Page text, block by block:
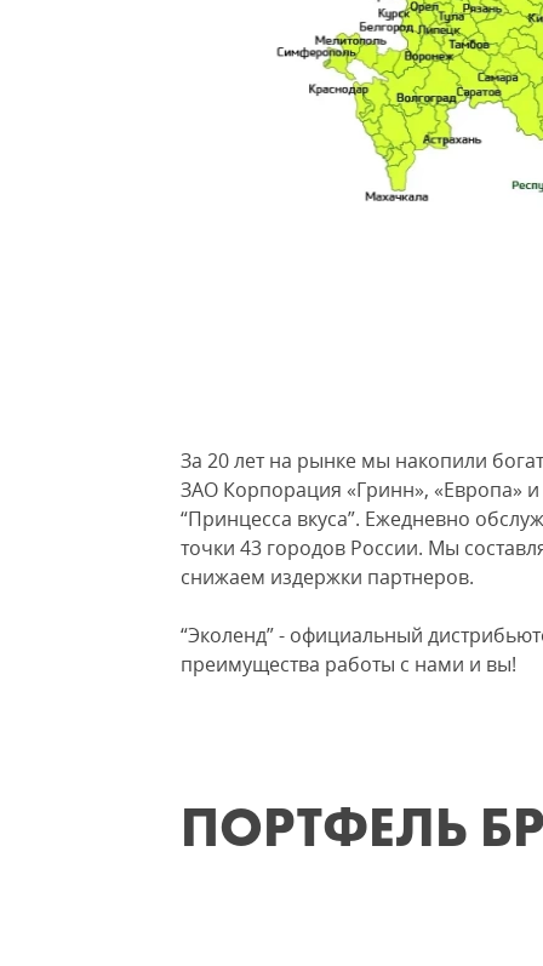
За 20 лет на рынке мы накопили
ЗАО Корпорация «Гринн», «Европа»
“Принцесса вкуса”. Ежедневно
точки 43 городов России. Мы
снижаем издержки партнеров.
“Эколенд” - официальный
преимущества работы с нами и вы!
ПОРТФЕЛЬ